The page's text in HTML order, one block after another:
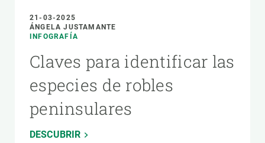
21-03-2025
ÁNGELA JUSTAMANTE
INFOGRAFÍA
Claves para identificar las
especies de robles
peninsulares
DESCUBRIR